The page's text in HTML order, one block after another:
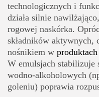
technologicznych i
działa silnie
rogowej naskórka.
składników aktywnych,
nośnikiem w
W emulsjach stabilizuje
wodno-alkoholowych
goleniu) poprawia